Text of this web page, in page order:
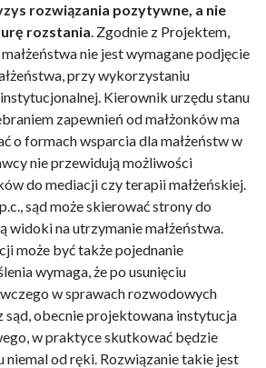
rozwiązania pozytywne, a nie
rozstania. Zgodnie z Projektem,
nie jest wymagane podjęcie
przy wykorzystaniu
Kierownik urzędu stanu
zapewnień od małżonków ma
o formach wsparcia dla małżeństw w
nie przewidują możliwości
do mediacji czy terapii małżeńskiej.
sąd może skierować strony do
widoki na utrzymanie małżeństwa.
może być także pojednanie
wymaga, że po usunięciu
w sprawach rozwodowych
sąd, obecnie projektowana instytucja
w praktyce skutkować będzie
niemal od ręki. Rozwiązanie takie jest